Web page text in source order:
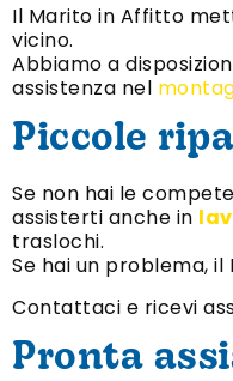
Il Marito in Affitto
vicino.
Abbiamo a
assistenza nel
Piccole
Se non hai le
assisterti anche in
traslochi.
Se hai un problema,
Contattaci e ricevi
Pronta